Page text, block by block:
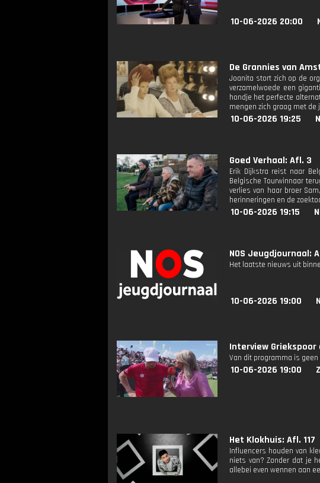
10-06-2026 20:00
De Grannies van
Joanita stort zich op de
verzamelwoede een
hondje het perfecte
mengen zich graag met de
10-06-2026 19:25
Goed Verhaal: Afl. 3
Erik Dijkstra reist naar
Belgische Tourwinnaar
verlies van haar broer
herinneringen en de
10-06-2026 19:15
NOS Jeugdjournaal:
Het laatste nieuws uit
10-06-2026 19:00
Interview
Van dit programma is
10-06-2026 19:00
Het Klokhuis: Afl. 117
Influencers houden van
niets van? Zonder dat je
allebei even wennen aan